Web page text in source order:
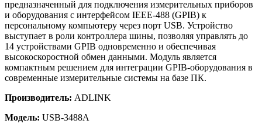
предназначенный для подключения измерительных приборов
и оборудования с интерфейсом IEEE-488 (GPIB) к
персональному компьютеру через порт USB. Устройство
выступает в роли контроллера шины, позволяя управлять до
14 устройствами GPIB одновременно и обеспечивая
высокоскоростной обмен данными. Модуль является
компактным решением для интеграции GPIB-оборудования в
современные измерительные системы на базе ПК.
Производитель: ADLINK
Модель: USB-3488A